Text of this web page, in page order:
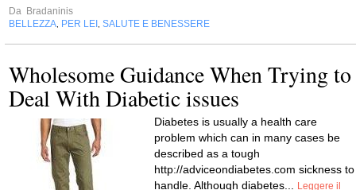
Da Bradaninis
BELLEZZA PER LEI SALUTE E BENESSERE
Wholesome Guidance When Trying to
Deal With Diabetic issues
Diabetes is usually a health care
problem which can in many cases be
described as a tough
http://adviceondiabetes.com sickness to
handle. Although diabetes...
Leggere il